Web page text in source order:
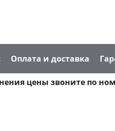
Оплата и доставка
цены звоните по